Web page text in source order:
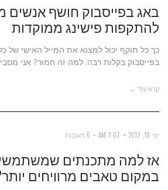
באג בפייסבוק חושף אנשים
להתקפות פישינג ממוקדות
כך כל תוקף יכול למצוא את המייל האישי של
בפייסבוק בקלות רבה. למה זה חמור? אני
קרא עוד ←
יוני 18, 2017 7:07 AM 6 תגובות
אז למה מתכנתים
במקום טאבים מרוויחים